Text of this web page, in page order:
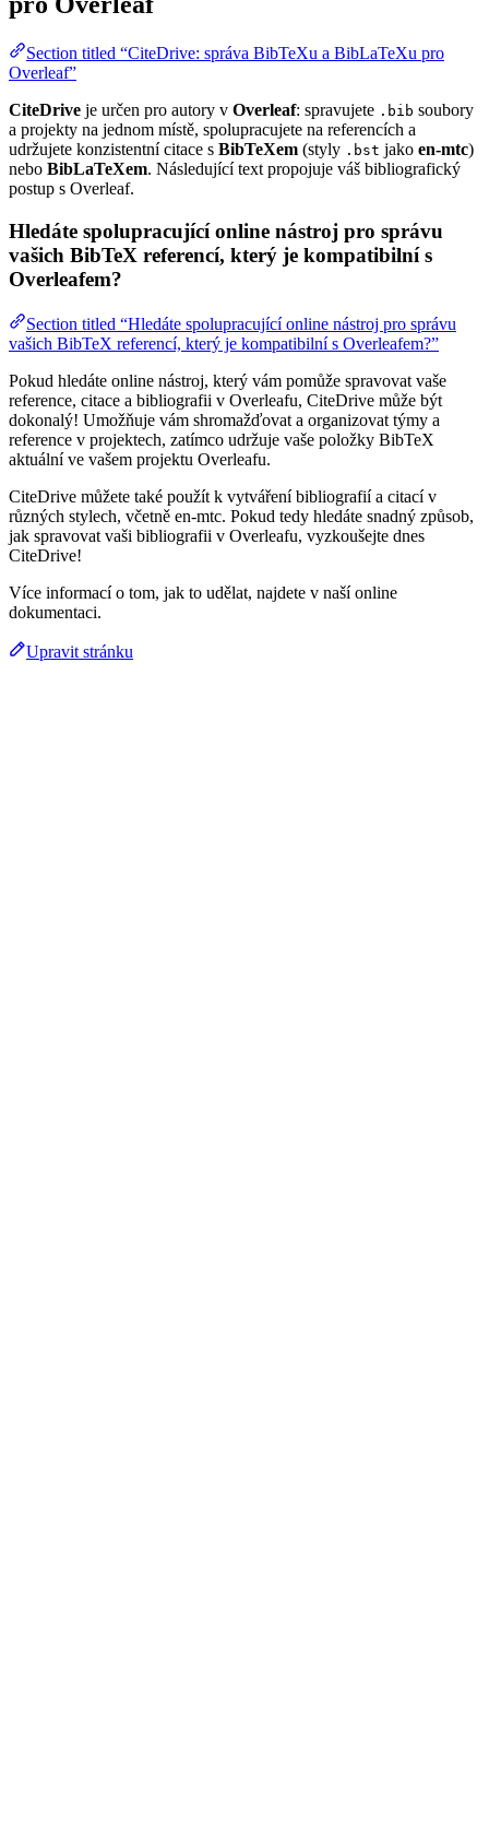
Section titled “CiteDrive: správa BibTeXu a BibLaTeXu pro
Overleaf”
CiteDrive je určen pro autory v Overleaf: spravujete .bib soubory
a projekty na jednom místě, spolupracujete na referencích a
udržujete konzistentní citace s BibTeXem (styly .bst jako en-mtc)
nebo BibLaTeXem. Následující text propojuje váš bibliografický
postup s Overleaf.
Hledáte spolupracující online nástroj pro správu
vašich BibTeX referencí, který je kompatibilní s
Overleafem?
Section titled “Hledáte spolupracující online nástroj pro správu
vašich BibTeX referencí, který je kompatibilní s Overleafem?”
Pokud hledáte online nástroj, který vám pomůže spravovat vaše
reference, citace a bibliografii v Overleafu, CiteDrive může být
dokonalý! Umožňuje vám shromažďovat a organizovat týmy a
reference v projektech, zatímco udržuje vaše položky BibTeX
aktuální ve vašem projektu Overleafu.
CiteDrive můžete také použít k vytváření bibliografií a citací v
různých stylech, včetně en-mtc. Pokud tedy hledáte snadný způsob,
jak spravovat vaši bibliografii v Overleafu, vyzkoušejte dnes
CiteDrive!
Více informací o tom, jak to udělat, najdete v naší online
dokumentaci.
Upravit stránku